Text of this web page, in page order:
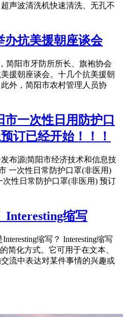
声波清洗机快速清洗、无孔不
办抗美援朝座谈会
简阳市牙防所所长、旗袍协会
援朝座谈会。十几个抗美援朝
外，简阳市农村管理人员协
一次性日用防护口
订已经开始！！！
布源|简阳市经济技术和信息技
一次性日常防护口罩(非医用)
性日常防护口罩(非医用) 预订
缩写
缩写？ Interesting缩写
简化方式。它可用于在文本、
流中表达对某件事情的兴趣或